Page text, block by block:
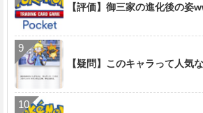
【評価】御三家の進化後の姿
【疑問】このキャラって人気